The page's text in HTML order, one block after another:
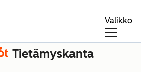
Valikko
Tietämyskanta